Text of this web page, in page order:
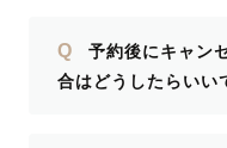
Q
予約後にキャン
合はどうしたらいい